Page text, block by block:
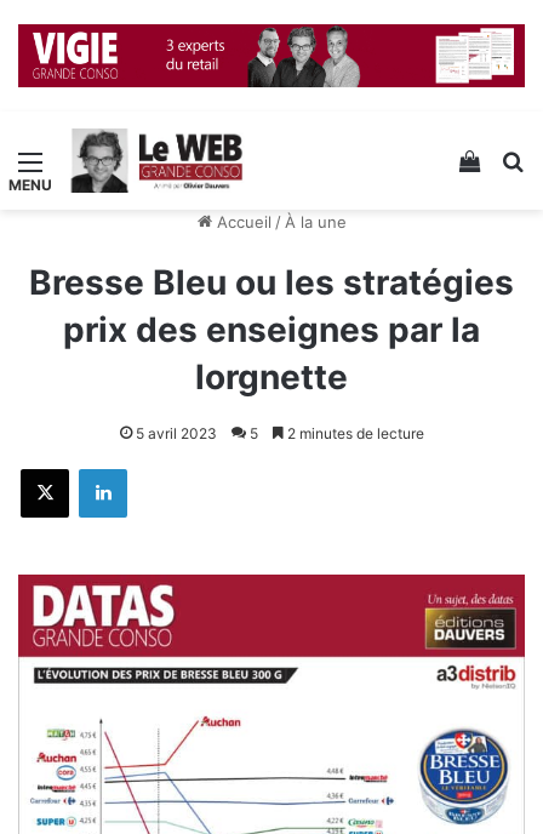
Menu Voir
Accueil / À la une
Bresse Bleu ou les stratégies
prix des enseignes par la
lorgnette
5 avril 2023 5 2 minutes de lecture
X Linkedin